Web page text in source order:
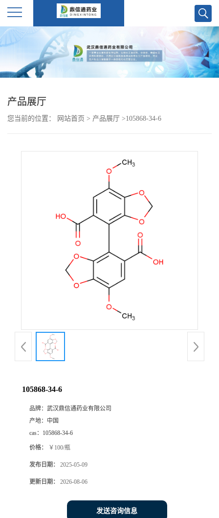
公
产
产品展厅
您当前的位置： 网站首页 > 产品展厅 >105868-34-6
105868-34-6
品牌： 武汉鼎信通药业有限公司
产地： 中国
cas： 105868-34-6
价格： ￥100/瓶
发布日期： 2025-05-09
更新日期： 2026-08-06
发送咨询信息